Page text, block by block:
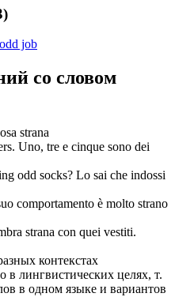
odd job
со словом
strana
Uno, tre e cinque sono dei
odd socks? Lo sai che indossi
comportamento è molto strano
strana con quei vestiti.
контекстах
в лингвистических целях, т.
в одном языке и вариантов